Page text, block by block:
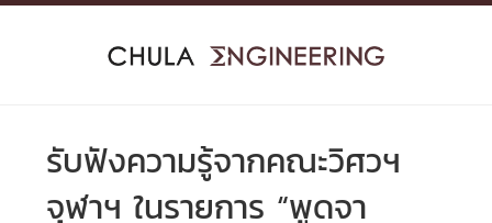
Skip
รับฟังความรู้จากคณะวิศวฯ
จุฬาฯ ในรายการ “พูดจา